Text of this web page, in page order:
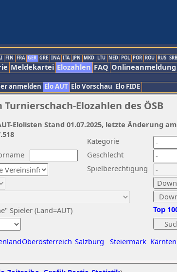
FIN FRA GER GRE INA ITA JPN MKD LTU NED POL POR ROU RUS SRB
Meldekartei Elozahlen FAQ Onlineanmeldung
anmelden Elo AUT Elo Vorschau Elo FIDE
Elozahlen des ÖSB
Kategorie
Geschlecht
Spieler (Land=AUT)
Spielberechtigung
Oberösterreich Salzburg Steiermark Kärnten
Top
Elolisten Stand 01.07.2025, letzte Änderung